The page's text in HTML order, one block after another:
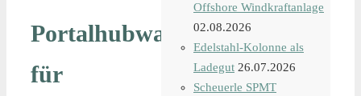
Portalhubwagen
für
Offshore Windkraftanlage
02.08.2026
Edelstahl-Kolonne als
Ladegut 26.07.2026
Scheuerle SPMT